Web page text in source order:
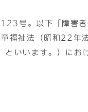
号。以下「障害
福祉法（昭和22
いいます。）にお